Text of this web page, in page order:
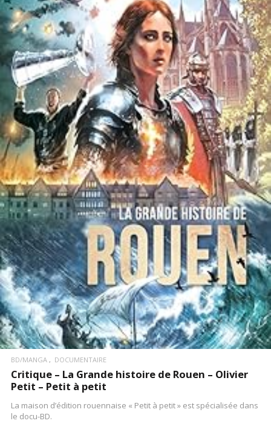
LIRE LA SUITE
BD/MANGA DOCUMENTAIRE
Critique – La Grande histoire de Rouen – Olivier
Petit – Petit à petit
La maison d’édition rouennaise « Petit à petit » est spécialisée dans
le docu-BD.